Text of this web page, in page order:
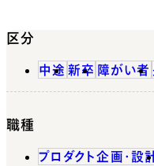
区分
中途 新卒 障がい者
職種
プロダクト企画・設